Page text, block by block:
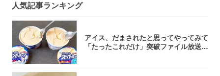
人気記事ランキング
アイス、だまされたと思ってやってみて
「たったこれだけ」突破ファイル放送で